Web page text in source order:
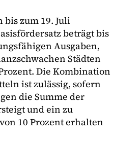
zum 19. Juli
beträgt bis
Ausgaben,
Städten
Die Kombination
ist zulässig, sofern
die Summe der
und ein zu
10 Prozent erhalten